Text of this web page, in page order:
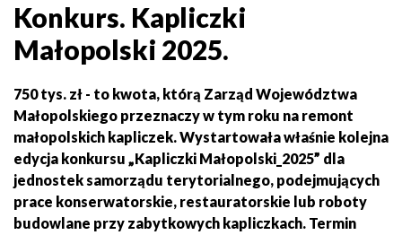
Konkurs. Kapliczki
Małopolski 2025.
750 tys. zł - to kwota, którą Zarząd Województwa
Małopolskiego przeznaczy w tym roku na remont
małopolskich kapliczek. Wystartowała właśnie kolejna
edycja konkursu „Kapliczki Małopolski_2025” dla
jednostek samorządu terytorialnego, podejmujących
prace konserwatorskie, restauratorskie lub roboty
budowlane przy zabytkowych kapliczkach. Termin